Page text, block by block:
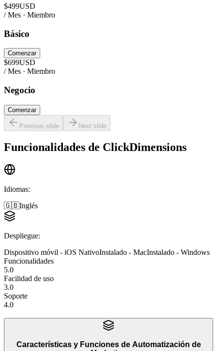
$499USD
/ Mes · Miembro
Básico
Comenzar
$699USD
/ Mes · Miembro
Negocio
Comenzar
Previous slide Next slide
Funcionalidades de ClickDimensions
Idiomas:
🇬🇧Inglés
Despliegue:
Dispositivo móvil - iOS NativoInstalado - MacInstalado - Windows
Funcionalidades
5.0
Facilidad de uso
3.0
Soporte
4.0
Características y Funciones de Automatización de